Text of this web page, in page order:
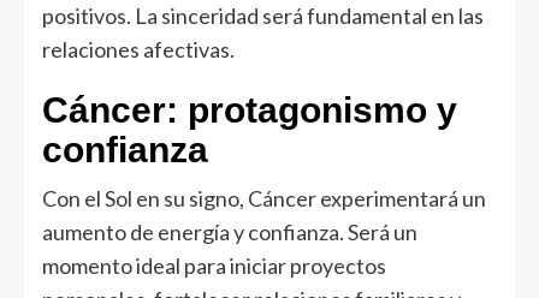
positivos. La sinceridad será fundamental en las
relaciones afectivas.
Cáncer: protagonismo y
confianza
Con el Sol en su signo, Cáncer experimentará un
aumento de energía y confianza. Será un
momento ideal para iniciar proyectos